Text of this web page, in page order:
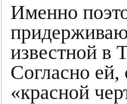
Именно
известной в
Согласно ей,
«красной